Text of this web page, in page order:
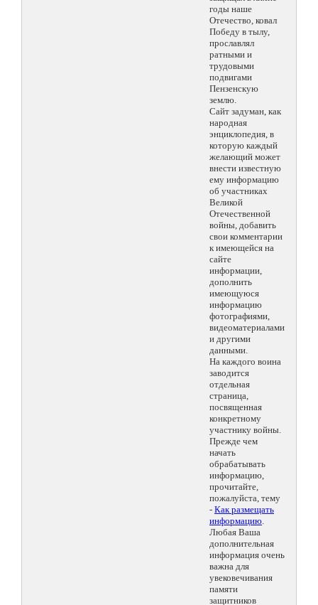
годы наше
Отечество, ковал
Победу в тылу,
прославлял
ратными и
трудовыми
подвигами
Пензенскую
землю.
Сайт задуман, как
народная
энциклопедия, в
которую каждый
желающий может
внести известную
ему информацию
об участниках
Великой
Отечественной
войны, добавить
свои комментарии
к имеющейся на
сайте
информации,
дополнить
имеющуюся
информацию
фотографиями,
видеоматериалами
и другими
данными.
На каждого воина
заводится
отдельная
страница,
посвященная
конкретному
участнику войны.
Прежде чем
начать
обрабатывать
информацию,
прочитайте,
пожалуйста, тему
- Как размещать
информацию.
Любая Ваша
дополнительная
информация очень
важна для
увековечивания
памяти
защитников